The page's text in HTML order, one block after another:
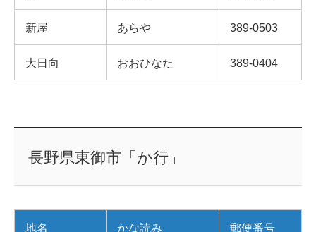
新屋 あらや 389-0503
大日向 おおひなた 389-0404
長野県東御市「か行」
地名 かな読み 郵便番号